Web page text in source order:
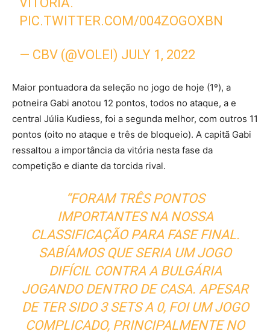
PIC.TWITTER.COM/004ZOGOXBN
— CBV (@VOLEI) JULY 1, 2022
Maior pontuadora da seleção no jogo de hoje (1º), a
potneira Gabi anotou 12 pontos, todos no ataque, a e
central Júlia Kudiess, foi a segunda melhor, com outros 11
pontos (oito no ataque e três de bloqueio). A capitã Gabi
ressaltou a importância da vitória nesta fase da
competição e diante da torcida rival.
“FORAM TRÊS PONTOS
IMPORTANTES NA NOSSA
CLASSIFICAÇÃO PARA FASE FINAL.
SABÍAMOS QUE SERIA UM JOGO
DIFÍCIL CONTRA A BULGÁRIA
JOGANDO DENTRO DE CASA. APESAR
DE TER SIDO 3 SETS A 0, FOI UM JOGO
COMPLICADO, PRINCIPALMENTE NO